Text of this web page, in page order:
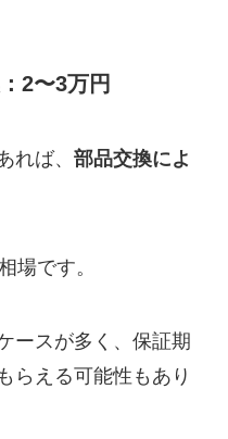
2〜3万円
れば、 部品交換によ
場です。
ースが多く、保証期
らえる可能性もあり